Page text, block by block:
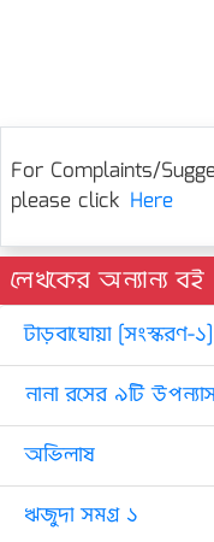
For Complaints/
please click Here
লেখকের অন্যান্য বই
টাড়বাঘোয়া [সংস্করণ-১]
নানা রসের ৯টি
অভিলাষ
ঋজুদা সমগ্র ১